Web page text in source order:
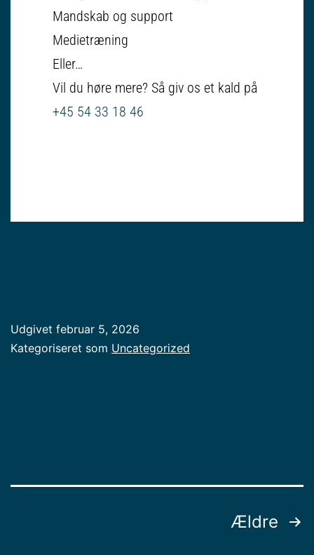
Mandskab og support
Medietræning
Eller…
Vil du høre mere? Så giv os et kald på
+45 54 33 18 46
Udgivet februar 5, 2026
Kategoriseret som Uncategorized
Ældre